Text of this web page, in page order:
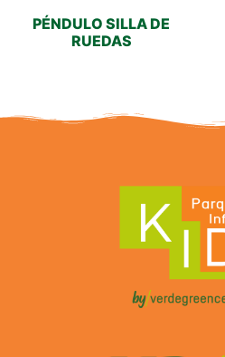
PÉNDULO SILLA DE
RUEDAS